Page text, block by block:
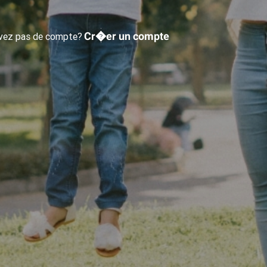
pas de compte?Cr�er un compte